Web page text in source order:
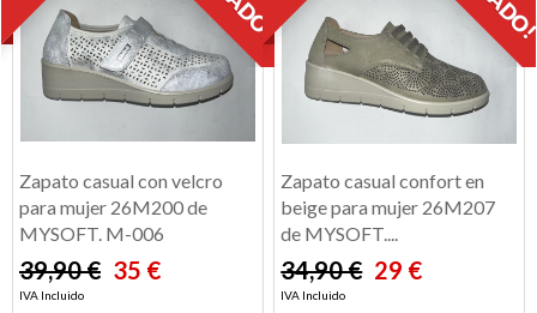
Zapato casual con velcro
para mujer 26M200 de
MYSOFT. M-006
39,90 € 35 €
IVA Incluido
Zapato casual confort en
beige para mujer 26M207
de MYSOFT....
34,90 € 29 €
IVA Incluido